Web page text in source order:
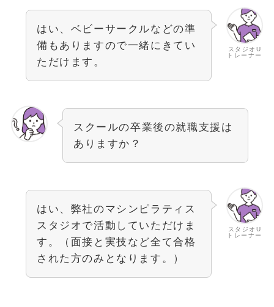
スタジオU
トレーナー
はい、ベビーサークルなどの準
備もありますので一緒にきてい
ただけます。
スクールの卒業後の就職支援は
ありますか？
スタジオU
トレーナー
はい、弊社のマシンピラティス
スタジオで活動していただけま
す。（面接と実技など全て合格
された方のみとなります。）